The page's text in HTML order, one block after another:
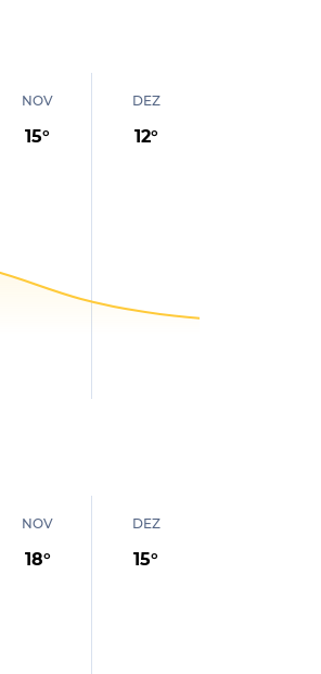
NOV
15°
DEZ
12°
NOV
18°
DEZ
15°